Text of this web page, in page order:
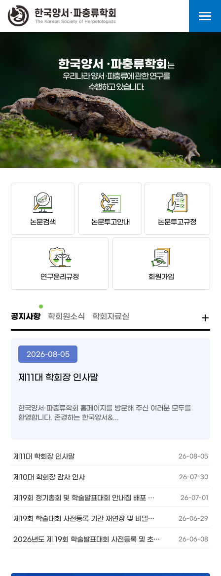
menu
한국양서 ·파충류학회 는
우리나라 양서 ·파충류에 관한 연구를
수행하고 있습니다.
논문검색 논문투고안내 논문투고규정
연구윤리규정 회원가입
공지사항 학회원소식 학회자료실
2026-08-05
제11대 학회장 인사말
한국양서·파충류학회 홈페이지를 방문해 주신 여러분 모두를
환영합니다. 존경하는 한국양서&...
제11대 학회장 인사말 26-08-05
제10대 학회장 감사 인사 26-07-30
제19회 정기총회 및 학술발표대회 안내집 배포 및 주요 안내사항 26-07-01
제19회 학술대회 사전등록 기간 재연장 및 비밀번호 찾기 안내 26-06-29
2026년도 제 19회 학술발표대회 사전등록 및 초록접수 연장 안내 26-06-08